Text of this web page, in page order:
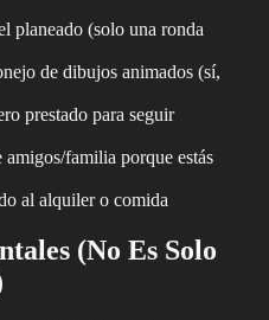
planeado (solo una ronda
de dibujos animados (sí,
prestado para seguir
amigos/familia porque estás
al alquiler o comida
(No Es Solo